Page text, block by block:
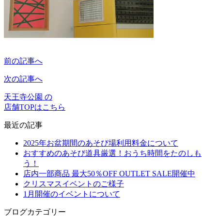
前の記事へ
次の記事へ
天王寺公園 の
店舗TOPはこちら
最近の記事
2025年お盆期間のあそび場利用料金について
おすすめのあそび道具厳選！おうち時間をたのしも
う！
店内一部商品 最大50％OFF OUTLET SALE開催中
クリスマスイベントのご様子
1月開催のイベントについて
ブログカテゴリー